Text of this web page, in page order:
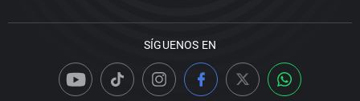
SÍGUENOS EN